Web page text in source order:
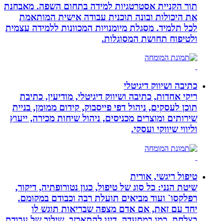
תוך הקניית אסטרטגיות למידה בתחום השפה. מאבחנת
את היכולות ובונה תוכנית עבודה אישית המותאמת
לכל תלמיד. מסגלת מיומנויות המכוונות ללמידה עצמית
ולטיפוח תחושת המסוגלות.
כתיבה ושיווק דיגיטלי
ריקי אחדות, כתיבה ושיווק דיגיטלי, מודיעין, כתיבת
תוכן לעסקים, ניהול דפי פייסבוק, קידום ממומן, בניית
שירותים ומוצרים מכניסים, ניהול שיחות מכירה, ייעוץ
וליווי שיווקי ועסקי.
טיפול ריגשי, אורית
שיטת הנני: כל סוג של טיפול, כגון נטורופתיה, דיקור,
רפלקסו` ועוד מביאים תועלת רבה וכבודם במקומם.
יחד עם זאת, אם אדם מצפה שבריאות תוגש לו